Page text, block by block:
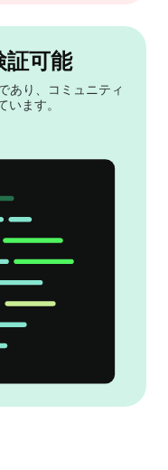
証可能
あり、コミュニティ
います。